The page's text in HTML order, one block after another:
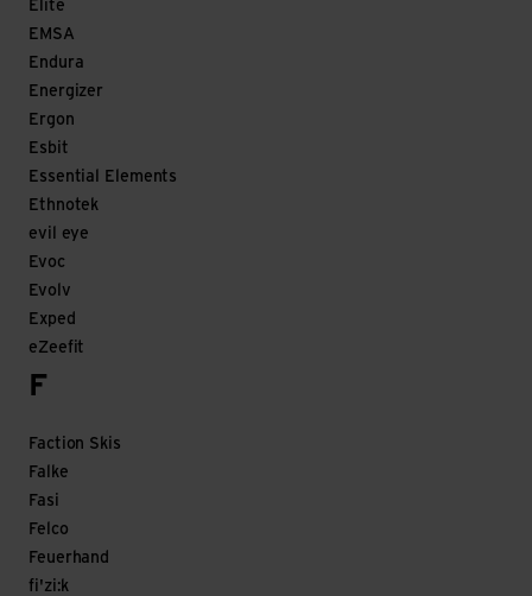
Elite
EMSA
Endura
Energizer
Ergon
Esbit
Essential Elements
Ethnotek
evil eye
Evoc
Evolv
Exped
eZeefit
F
Faction Skis
Falke
Fasi
Felco
Feuerhand
fi'zi:k